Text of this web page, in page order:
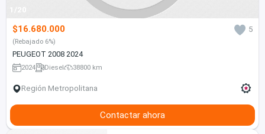
1/20
$16.680.000 5
(Rebajado 6%)
PEUGEOT 2008 2024
2024 Diesel 38800 km
Región Metropolitana
Contactar ahora